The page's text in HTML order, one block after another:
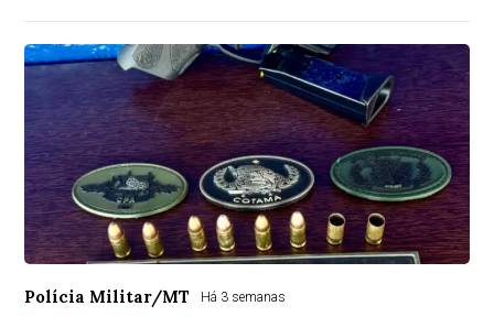
Polícia Militar/MT Há 3 semanas